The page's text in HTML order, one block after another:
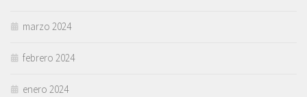
marzo 2024
febrero 2024
enero 2024